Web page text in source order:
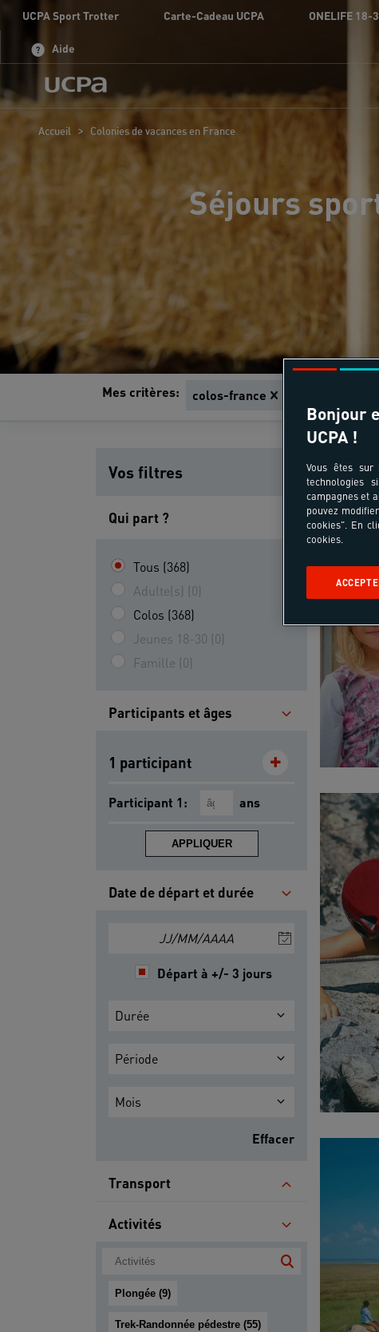
UCPA Sport Trotter Carte-Cadeau UCPA ONELIFE 18-
Aide
Accueil > Colonies de vacances en France
Séjours
Mes critères: colos-france
Vos filtres
Qui part ?
Tous (368)
Adulte(s) (0)
Colos (368)
Jeunes 18-30 (0)
Famille (0)
Participants et âges
1 participant
Participant 1: ans
APPLIQUER
Date de départ et durée
JJ/MM/AAAA
Départ à +/- 3 jours
Durée
Période
Mois
Effacer
Transport
Activités
Plongée (9)
Trek-Randonnée pédestre (55)
Bonjour
UCPA !
Vous êtes
technologies
campagnes et
pouvez
cookies". En
cookies.